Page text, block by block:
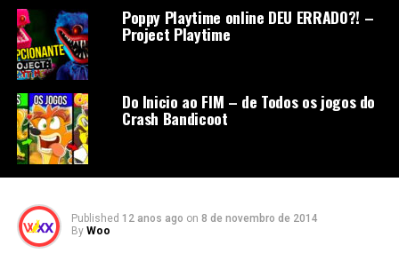
Poppy Playtime online DEU ERRADO?! –
Project Playtime
Do Inicio ao FIM – de Todos os jogos do
Crash Bandicoot
Published 12 anos ago on 8 de novembro de 2014
By Woo